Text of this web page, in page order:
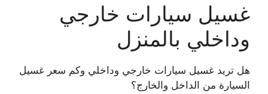
غسيل سيارات خارجي
وداخلي بالمنزل
هل تريد غسيل سيارات خارجي وداخلي وكم سعر غسيل
السيارة من الداخل والخارج؟